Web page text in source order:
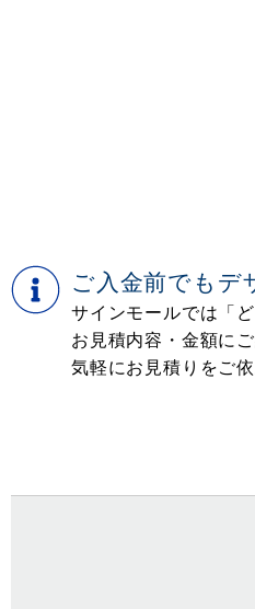
ご入金前でもデ
サインモールでは「
お見積内容・金額に
気軽にお見積りをご